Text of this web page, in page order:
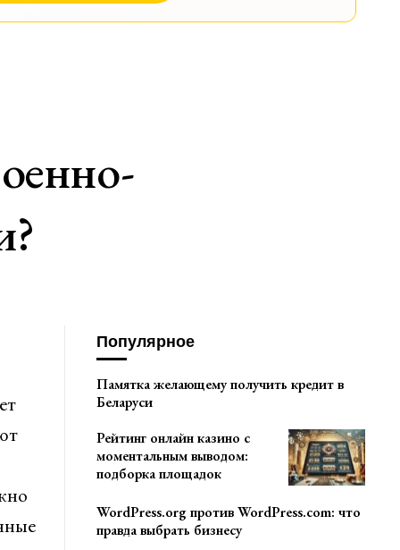
Популярное
Памятка желающему получить кредит в
Беларуси
Рейтинг онлайн казино с
моментальным выводом:
подборка площадок
WordPress.org против WordPress.com: что
правда выбрать бизнесу